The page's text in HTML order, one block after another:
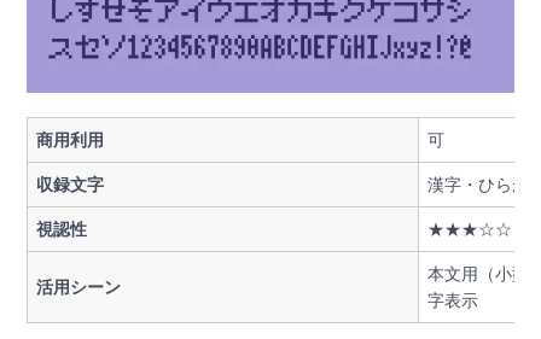
商用利用 可
収録文字 漢字・ひらが
視認性 ★★★☆☆
活用シーン
本文用（小型
字表示